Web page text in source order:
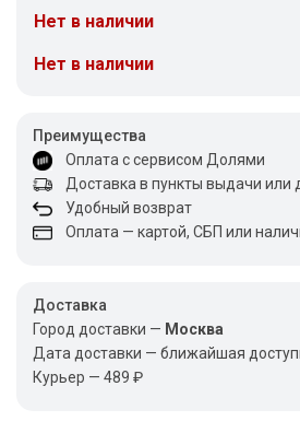
Нет в наличии
Нет в наличии
Преимущества
Оплата с сервисом Долями
Доставка в пункты выдачи или
Удобный возврат
Оплата — картой, СБП или
Доставка
Город доставки — Москва
Дата доставки — ближайшая
Курьер — 489 ₽